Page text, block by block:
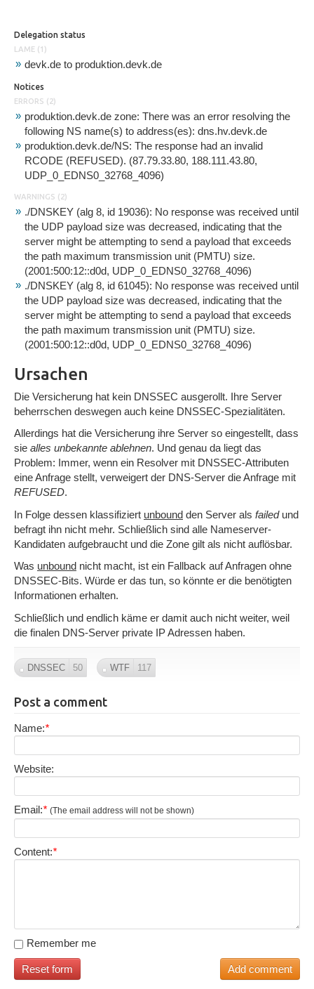
Delegation status
LAME (1)
devk.de to produktion.devk.de
Notices
ERRORS (2)
produktion.devk.de zone: There was an error resolving the
following NS name(s) to address(es): dns.hv.devk.de
produktion.devk.de/NS: The response had an invalid
RCODE (REFUSED). (87.79.33.80, 188.111.43.80,
UDP_0_EDNS0_32768_4096)
WARNINGS (2)
./DNSKEY (alg 8, id 19036): No response was received until
the UDP payload size was decreased, indicating that the
server might be attempting to send a payload that exceeds
the path maximum transmission unit (PMTU) size.
(2001:500:12::d0d, UDP_0_EDNS0_32768_4096)
./DNSKEY (alg 8, id 61045): No response was received until
the UDP payload size was decreased, indicating that the
server might be attempting to send a payload that exceeds
the path maximum transmission unit (PMTU) size.
(2001:500:12::d0d, UDP_0_EDNS0_32768_4096)
Ursachen
Die Versicherung hat kein DNSSEC ausgerollt. Ihre Server
beherrschen deswegen auch keine DNSSEC-Spezialitäten.
Allerdings hat die Versicherung ihre Server so eingestellt, dass
sie alles unbekannte ablehnen. Und genau da liegt das
Problem: Immer, wenn ein Resolver mit DNSSEC-Attributen
eine Anfrage stellt, verweigert der DNS-Server die Anfrage mit
REFUSED.
In Folge dessen klassifiziert unbound den Server als failedund
befragt ihn nicht mehr. Schließlich sind alle Nameserver-
Kandidaten aufgebraucht und die Zone gilt als nicht auflösbar.
Was unbound nicht macht, ist ein Fallback auf Anfragen ohne
DNSSEC-Bits. Würde er das tun, so könnte er die benötigten
Informationen erhalten.
Schließlich und endlich käme er damit auch nicht weiter, weil
die finalen DNS-Server private IP Adressen haben.
DNSSEC 50 WTF 117
Post a comment
Name:*
Website:
Email:* (The email address will not be shown)
Content:*
Remember me